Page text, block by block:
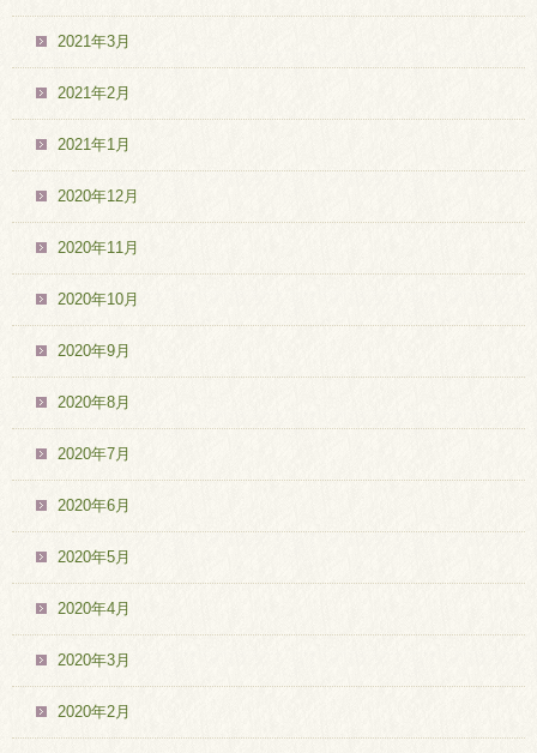
2021年3月
2021年2月
2021年1月
2020年12月
2020年11月
2020年10月
2020年9月
2020年8月
2020年7月
2020年6月
2020年5月
2020年4月
2020年3月
2020年2月